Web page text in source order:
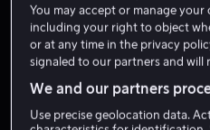
Inferno
You may accept or manage your
including your right to object
or at any time in the privacy
signaled to our partners and
We and our partners
Use precise geolocation data.